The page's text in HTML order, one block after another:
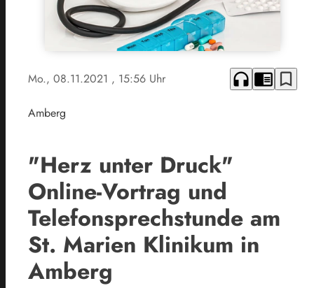
Mo., 08.11.2021 , 15:56 Uhr headphones chrome_reader_mode bookmark_border
Amberg
"Herz unter Druck"
Online-Vortrag und
Telefonsprechstunde am
St. Marien Klinikum in
Amberg